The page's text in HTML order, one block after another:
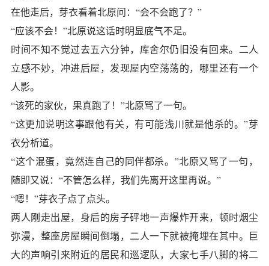
在他走后，芽衣看着北原问：“会不会跑了？”
“应该不会！”北原说这话时明显底气不足。
时间不知不觉过去五六分钟，库舍尔仍旧没有回来。二人
立感不妙，冲进后屋，发现屋内空荡荡的，哪里还有一个
人影。
“该死的家伙，果真跑了！”北原骂了一句。
“这更加说明这事跟他有关，有可能浅川就是他杀的。”芽
衣分析道。
“这个混蛋，竟然连自己的同伴都杀。”北原又骂了一句，
随即又说：“不管怎么样，我们先离开这里再说。”
“嗯！”芽衣子点了点头。
两人刚走出屋，身后的房子砰地一声爆炸开来，顿时烟尘
弥漫，整座房屋瞬间倒塌，二人一下就被掩埋在其中。巨
大的声响引来附近的居民和巡逻队，大家七手八脚的将二